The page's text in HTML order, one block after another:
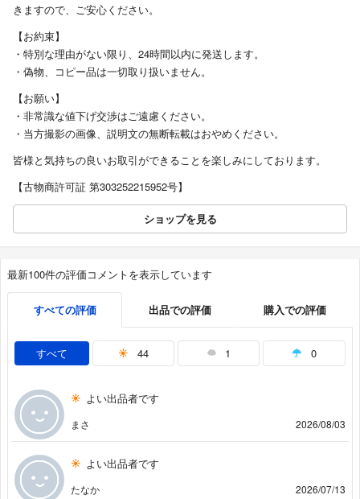
きますので、ご安心ください。
【お約束】
・特別な理由がない限り、24時間以内に発送します。
・偽物、コピー品は一切取り扱いません。
【お願い】
・非常識な値下げ交渉はご遠慮ください。
・当方撮影の画像、説明文の無断転載はおやめください。
皆様と気持ちの良いお取引ができることを楽しみにしております。
【古物商許可証 第303252215952号】
ショップを見る
最新100件の評価コメントを表示しています
すべての評価 出品での評価 購入での評価
すべて 44 1 0
よい出品者です
まさ 2026/08/03
よい出品者です
たなか 2026/07/13